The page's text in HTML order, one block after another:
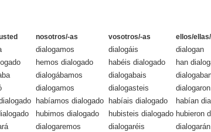
nosotros/-as vosotros/-as ellos/
dialogamos dialogáis
dialogan
hemos dialogado habéis dialogado
han
dialogábamos dialogabais
dialogamos dialogasteis
dialogaron
habíamos dialogado habíais dialogado
habían
hubimos dialogado hubisteis dialogado hubieron
dialogaremos dialogaréis
dialogarán